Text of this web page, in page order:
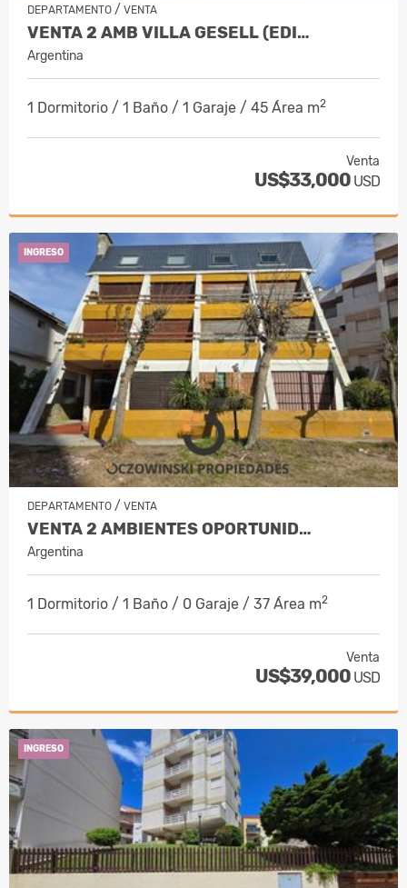
DEPARTAMENTO / VENTA
VENTA 2 AMB VILLA GESELL (EDI…
Argentina
1 Dormitorio / 1 Baño / 1 Garaje / 45 Área m2
Venta
US$33,000 USD
INGRESO
DEPARTAMENTO / VENTA
VENTA 2 AMBIENTES OPORTUNID…
Argentina
1 Dormitorio / 1 Baño / 0 Garaje / 37 Área m2
Venta
US$39,000 USD
INGRESO